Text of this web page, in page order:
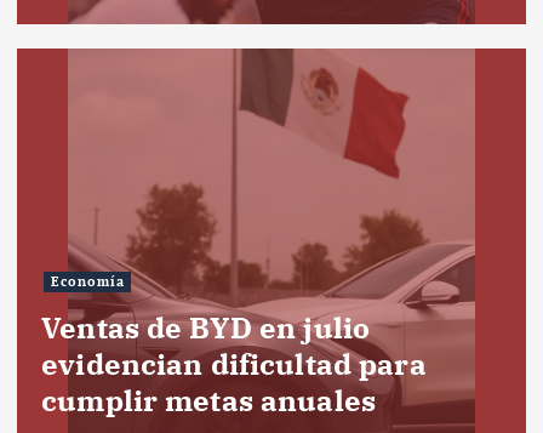
Economía
Ventas de BYD en julio
evidencian dificultad para
cumplir metas anuales